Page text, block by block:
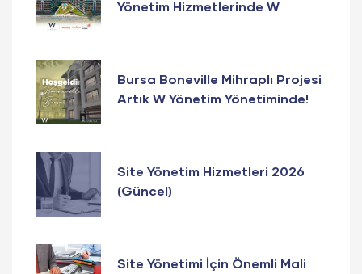
Yönetim Hizmetlerinde W
Bursa Boneville Mihraplı Projesi
Artık W Yönetim Yönetiminde!
Site Yönetim Hizmetleri 2026
(Güncel)
Site Yönetimi İçin Önemli Mali